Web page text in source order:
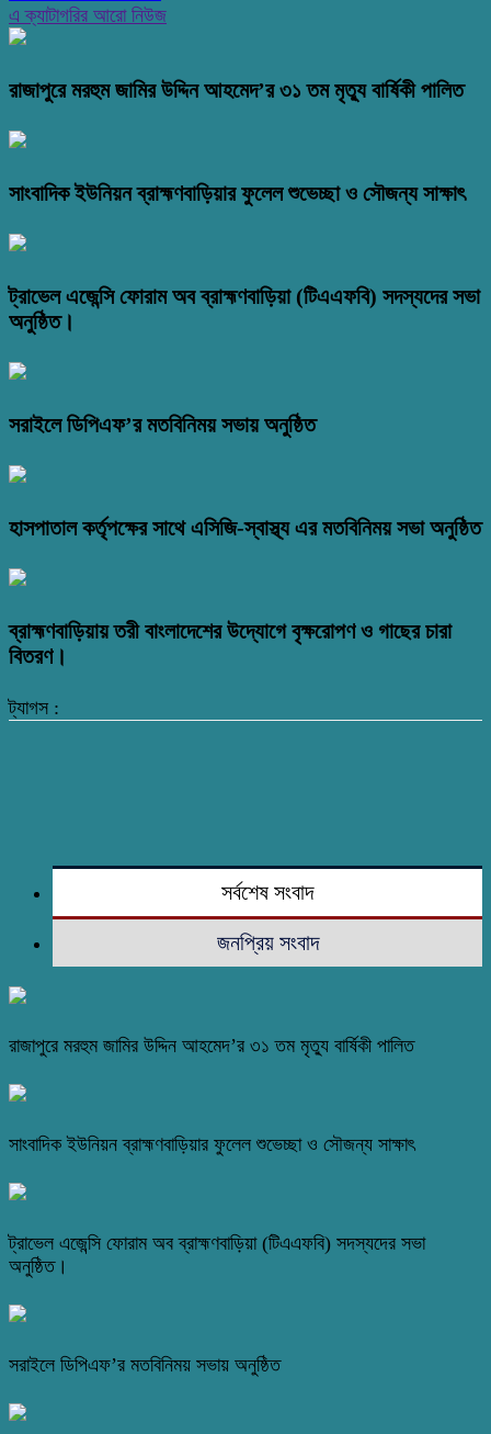
এ ক্যাটাগরির আরো নিউজ
রাজাপুরে মরহুম জামির উদ্দিন আহমেদ’র ৩১ তম মৃত্যু বার্ষিকী পালিত
সাংবাদিক ইউনিয়ন ব্রাহ্মণবাড়িয়ার ফুলেল শুভেচ্ছা ও সৌজন্য সাক্ষাৎ
ট্রাভেল এজেন্সি ফোরাম অব ব্রাহ্মণবাড়িয়া (টিএএফবি) সদস্যদের সভা
অনুষ্ঠিত।
সরাইলে ডিপিএফ’র মতবিনিময় সভায় অনুষ্ঠিত
হাসপাতাল কর্তৃপক্ষের সাথে এসিজি-স্বাস্থ্য এর মতবিনিময় সভা অনুষ্ঠিত
ব্রাহ্মণবাড়িয়ায় তরী বাংলাদেশের উদ্যোগে বৃক্ষরোপণ ও গাছের চারা
বিতরণ।
ট্যাগস :
সর্বশেষ সংবাদ
জনপ্রিয় সংবাদ
রাজাপুরে মরহুম জামির উদ্দিন আহমেদ’র ৩১ তম মৃত্যু বার্ষিকী পালিত
সাংবাদিক ইউনিয়ন ব্রাহ্মণবাড়িয়ার ফুলেল শুভেচ্ছা ও সৌজন্য সাক্ষাৎ
ট্রাভেল এজেন্সি ফোরাম অব ব্রাহ্মণবাড়িয়া (টিএএফবি) সদস্যদের সভা
অনুষ্ঠিত।
সরাইলে ডিপিএফ’র মতবিনিময় সভায় অনুষ্ঠিত